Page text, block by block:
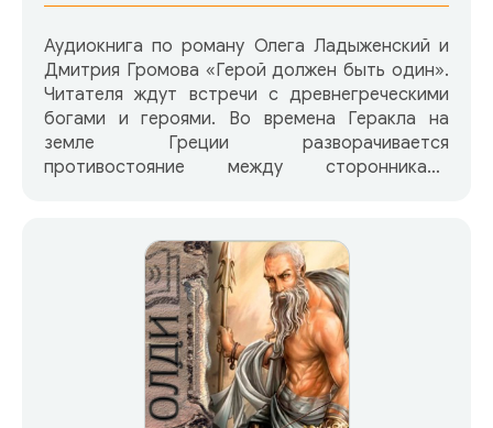
Аудиокнига по роману Олега Ладыженский и
Дмитрия Громова «Герой должен быть один».
Читателя ждут встречи с древнегреческими
богами и героями. Во времена Геракла на
земле Греции разворачивается
противостояние между сторонниками
угрозу поставлено само существование